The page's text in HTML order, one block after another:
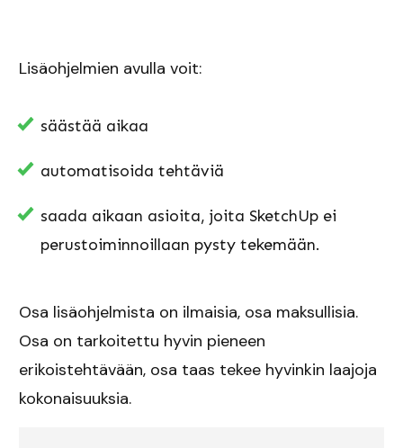
Lisäohjelmien avulla voit:
säästää aikaa
automatisoida tehtäviä
saada aikaan asioita, joita SketchUp ei
perustoiminnoillaan pysty tekemään.
Osa lisäohjelmista on ilmaisia, osa maksullisia.
Osa on tarkoitettu hyvin pieneen
erikoistehtävään, osa taas tekee hyvinkin laajoja
kokonaisuuksia.